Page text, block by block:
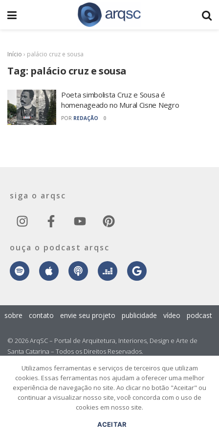
Início › palácio cruz e sousa
Tag: palácio cruz e sousa
Poeta simbolista Cruz e Sousa é
homenageado no Mural Cisne Negro
POR REDAÇÃO 0
siga o arqsc
ouça o podcast arqsc
© 2026 ArqSC – Portal de Arquitetura, Interiores, Design e Arte de
Santa Catarina – Todos os Direitos Reservados.
sobre contato envie seu projeto publicidade vídeo podcast
Utilizamos ferramentas e serviços de terceiros que utilizam
cookies. Essas ferramentas nos ajudam a oferecer uma melhor
experiência de navegação no site. Ao clicar no botão "Aceitar" ou
continuar a visualizar nosso site, você concorda com o uso de
cookies em nosso site.
ACEITAR